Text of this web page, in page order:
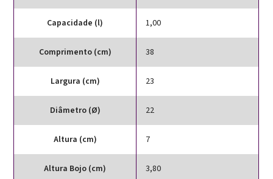
Capacidade (l) 1,00
Comprimento (cm) 38
Largura (cm) 23
Diâmetro (Ø) 22
Altura (cm) 7
Altura Bojo (cm) 3,80